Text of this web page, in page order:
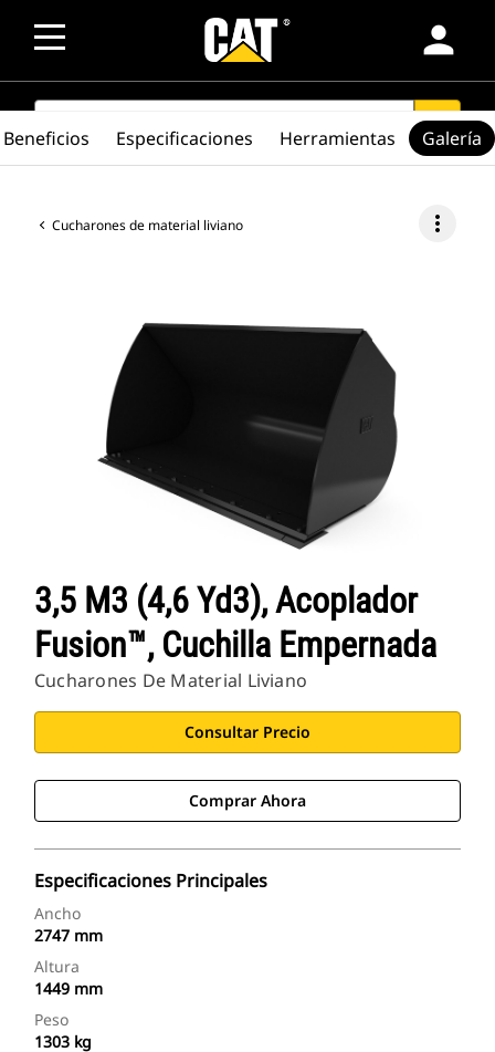
person
SEARCH search
Cucharones de material liviano more_vert
3,5 M3 (4,6 Yd3), Acoplador
Fusion™, Cuchilla Empernada
Cucharones De Material Liviano
Consultar Precio
Comprar Ahora
Especificaciones Principales
Ancho
2747 mm
Altura
1449 mm
Peso
1303 kg
Beneficios Especificaciones Herramientas Galería